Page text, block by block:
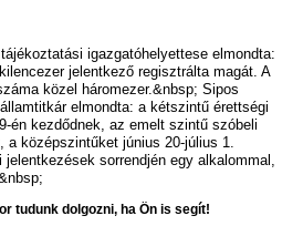
igazgatóhelyettese elmondta:
jelentkező regisztrálta magát. A
közel háromezer.&nbsp; Sipos
elmondta: a kétszintű érettségi
én kezdődnek, az emelt szintű szóbeli
a középszintűket június 20-július 1.
sorrendjén egy alkalommal,
tudunk dolgozni, ha Ön is segít!